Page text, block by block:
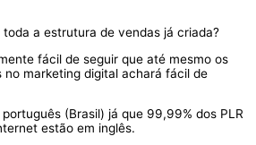
a estrutura de vendas já criada?
fácil de seguir que até mesmo os
no marketing digital achará fácil de
(Brasil) já que 99,99% dos PLR
estão em inglês.